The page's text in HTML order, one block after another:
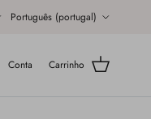
Português (portugal)
Conta Carrinho